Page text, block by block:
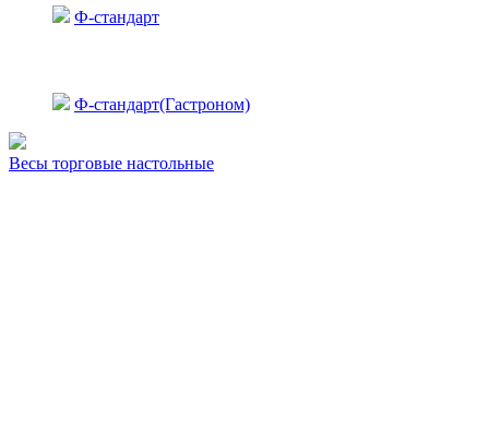
Ф-стандарт
Ф-стандарт(Гастроном)
Весы торговые настольные